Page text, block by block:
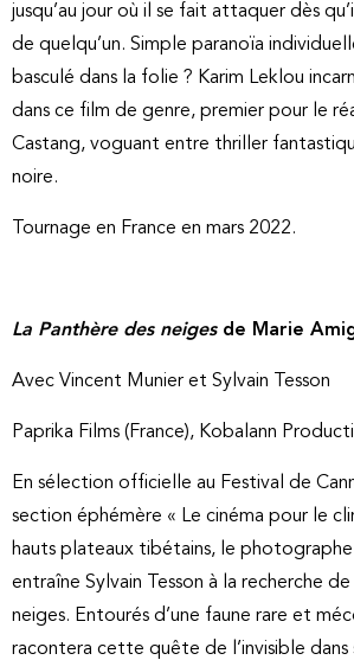
jusqu’au jour où il se fait attaquer dès
de quelqu’un. Simple paranoïa
basculé dans la folie ? Karim Leklou
dans ce film de genre, premier pour le
Castang, voguant entre thriller
noire.
Tournage en France en mars 2022.
La Panthère des neigesde Marie
Avec Vincent Munier et Sylvain Tesson
Paprika Films (France), Kobalann
En sélection officielle au Festival de
section éphémère « Le cinéma pour le
hauts plateaux tibétains, le
entraîne Sylvain Tesson à la recherche
neiges. Entourés d’une faune rare et
racontera cette quête de l’invisible dans